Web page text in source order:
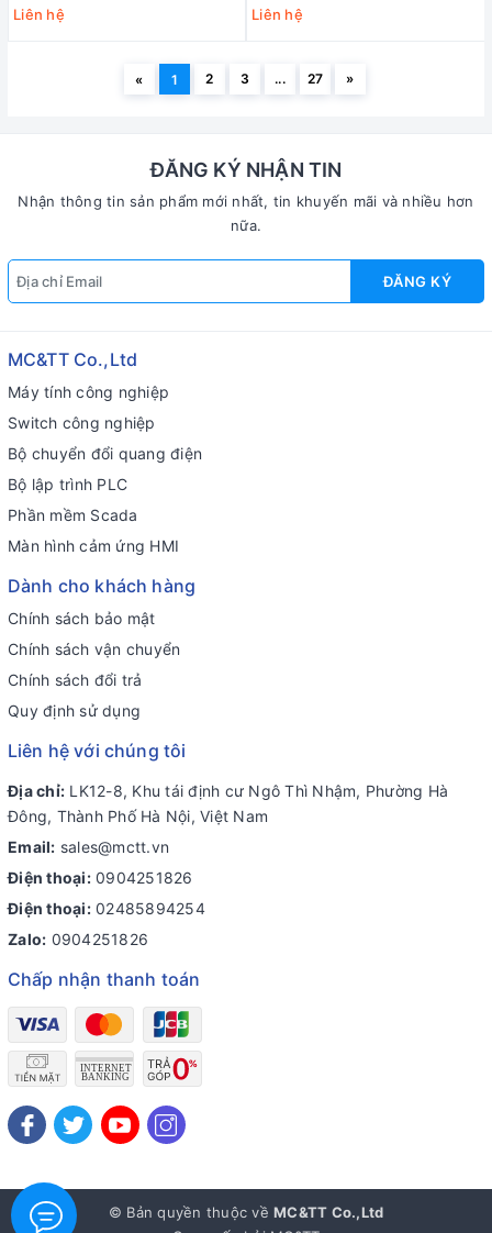
Liên hệ
Liên hệ
« 1 2 3 ... 27 »
ĐĂNG KÝ NHẬN TIN
Nhận thông tin sản phẩm mới nhất, tin khuyến mãi và nhiều hơn
nữa.
ĐĂNG KÝ
MC&TT Co.,Ltd
Máy tính công nghiệp
Switch công nghiệp
Bộ chuyển đổi quang điện
Bộ lập trình PLC
Phần mềm Scada
Màn hình cảm ứng HMI
Dành cho khách hàng
Chính sách bảo mật
Chính sách vận chuyển
Chính sách đổi trả
Quy định sử dụng
Liên hệ với chúng tôi
Địa chỉ: LK12-8, Khu tái định cư Ngô Thì Nhậm, Phường Hà
Đông, Thành Phố Hà Nội, Việt Nam
Email: sales@mctt.vn
Điện thoại: 0904251826
Điện thoại: 02485894254
Zalo: 0904251826
Chấp nhận thanh toán
© Bản quyền thuộc về MC&TT Co.,Ltd